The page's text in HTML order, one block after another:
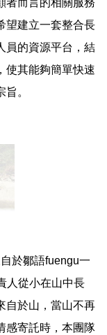
者而言的相關服務
望建立一套整合長
員的資源平台，結
使其能夠簡單快速
。
於鄒語fuengu一
人從小在山中長
自於山，當山不再
感寄託時，本團隊